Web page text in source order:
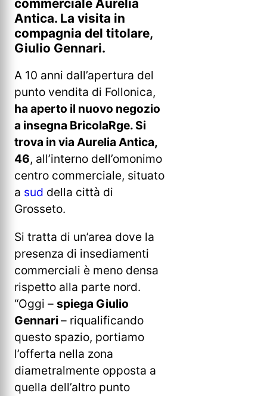
commerciale Aurelia
Antica. La visita in
compagnia del titolare,
Giulio Gennari.
A 10 anni dall’apertura del
punto vendita di Follonica,
ha aperto il nuovo negozio
a insegna BricolaRge. Si
trova in via Aurelia Antica,
46, all’interno dell’omonimo
centro commerciale, situato
a sud della città di
Grosseto.
Si tratta di un’area dove la
presenza di insediamenti
commerciali è meno densa
rispetto alla parte nord.
“Oggi – spiega Giulio
Gennari – riqualificando
questo spazio, portiamo
l’offerta nella zona
diametralmente opposta a
quella dell’altro punto